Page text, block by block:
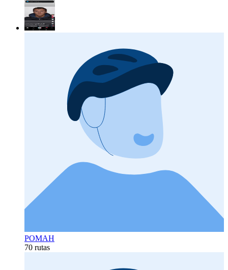
РОМАН
70 rutas